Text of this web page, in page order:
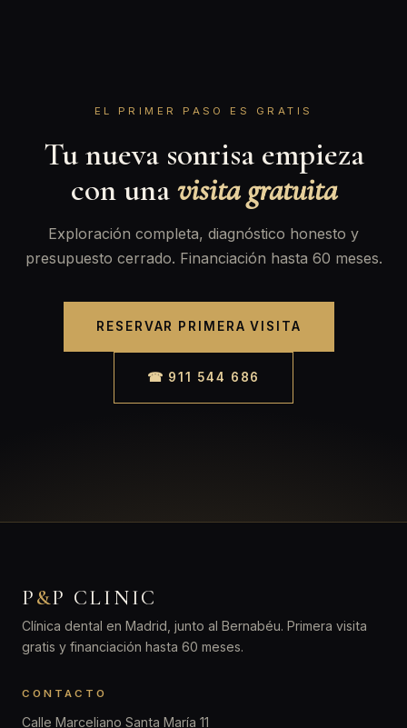
EL PRIMER PASO ES GRATIS
Tu nueva sonrisa empieza
con unavisita gratuita
Exploración completa, diagnóstico honesto y
presupuesto cerrado. Financiación hasta 60 meses.
RESERVAR PRIMERA VISITA
☎ 911 544 686
P&P CLINIC
Clínica dental en Madrid, junto al Bernabéu. Primera visita
gratis y financiación hasta 60 meses.
CONTACTO
Calle Marceliano Santa María 11